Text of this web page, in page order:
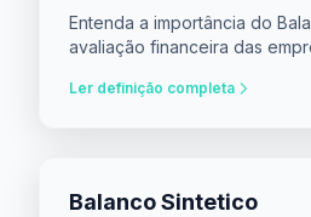
Entenda a importância do
avaliação financeira das
Ler definição completa
Balanco Sintetico